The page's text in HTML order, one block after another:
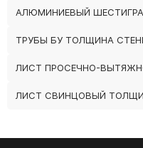
АЛЮМИНИЕВЫЙ
ТРУБЫ БУ ТОЛЩИНА
ЛИСТ ПРОСЕЧНО-
ЛИСТ СВИНЦОВЫЙ